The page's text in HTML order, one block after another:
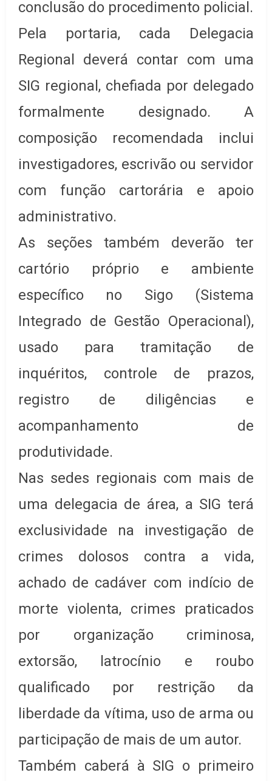
conclusão do procedimento policial.
Pela portaria, cada Delegacia
Regional deverá contar com uma
SIG regional, chefiada por delegado
formalmente designado. A
composição recomendada inclui
investigadores, escrivão ou servidor
com função cartorária e apoio
administrativo.
As seções também deverão ter
cartório próprio e ambiente
específico no Sigo (Sistema
Integrado de Gestão Operacional),
usado para tramitação de
inquéritos, controle de prazos,
registro de diligências e
acompanhamento de
produtividade.
Nas sedes regionais com mais de
uma delegacia de área, a SIG terá
exclusividade na investigação de
crimes dolosos contra a vida,
achado de cadáver com indício de
morte violenta, crimes praticados
por organização criminosa,
extorsão, latrocínio e roubo
qualificado por restrição da
liberdade da vítima, uso de arma ou
participação de mais de um autor.
Também caberá à SIG o primeiro